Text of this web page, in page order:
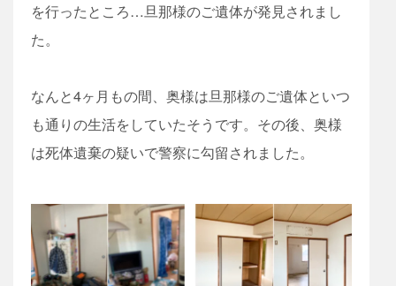
を行ったところ…旦那様のご遺体が発見されまし
た。
なんと4ヶ月もの間、奥様は旦那様のご遺体といつ
も通りの生活をしていたそうです。その後、奥様
は死体遺棄の疑いで警察に勾留されました。